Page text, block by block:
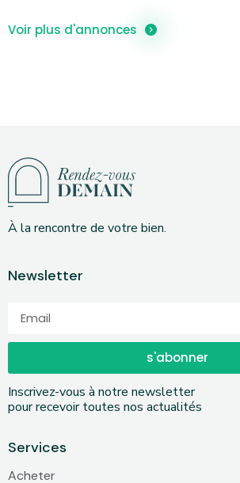
Voir plus d'annonces
À la rencontre de votre bien.
Newsletter
s'abonner
Inscrivez-vous à notre newsletter
pour recevoir toutes nos actualités
Services
Acheter